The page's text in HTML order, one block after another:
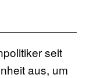
seit
aus, um